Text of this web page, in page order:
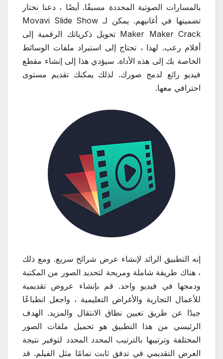
بالمسارات الصوتية المحددة مسبقًا. أيضًا ، دعنا نختار
تضمينها في أغانيهم. يمكن لـ Movavi Slide Show
Maker Maker Crack تحويل ذكرياتك الرقمية إلى
أفلام رعب. لهذا ، تحتاج إلى استيراد ملفات الوسائط
الخاصة بك إلى هذه الأداة. سيؤدي هذا إلى إنشاء مقطع
فيديو رائع لدمج صورك. لذلك يمكنك تقديم مستوى
احترافي معها.
إنه التطبيق الرائد لإنشاء عرض شرائح سريع. ومع ذلك
، هناك طريقة شاملة ومريحة لتحديد الصور من المكتبة
ودمجها في فيديو واحد. قم بإنشاء عروض تقديمية
للأعمال التجارية والأغراض التعليمية ، واجعل انطباعًا
جيدًا عن طريق تعيين نطاق الانتقال والمزيد. الهدف
الرئيسي من هذا التطبيق هو تحميل ملفات الصور
المختلفة وترتيبها بالترتيب المحدد المحدد لتوفير نتيجة
العرض التقديمي في تدفق ثابت تمامًا مثل الفيلم. قد